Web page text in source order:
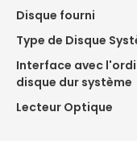
Disque fourni
Type de Disque
Interface avec
disque dur système
Lecteur Optique